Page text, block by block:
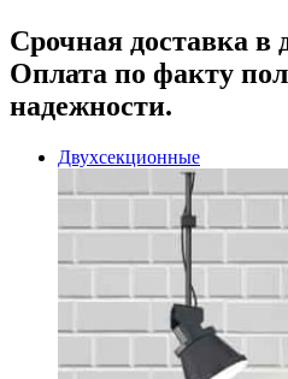
Срочная доставка в
Оплата по факту
надежности.
Двухсекционные